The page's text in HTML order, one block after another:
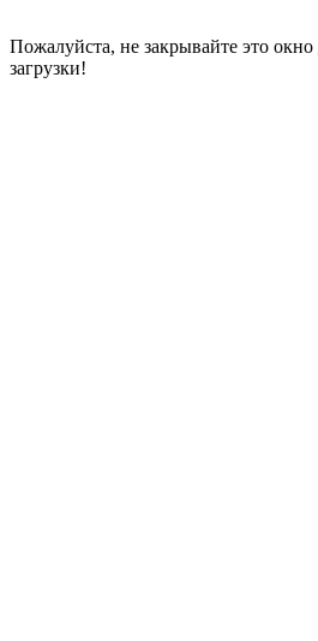
Пожалуйста, не закрывайте это
загрузки!